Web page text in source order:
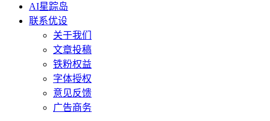
AI星踪岛
联系优设
关于我们
文章投稿
铁粉权益
字体授权
意见反馈
广告商务